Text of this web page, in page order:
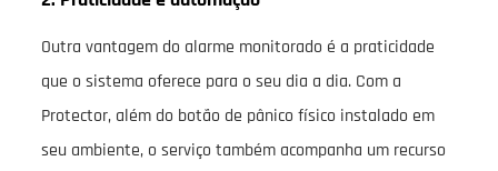
Outra vantagem do alarme monitorado é a praticidade
que o sistema oferece para o seu dia a dia. Com a
Protector, além do botão de pânico físico instalado em
seu ambiente, o serviço também acompanha um recurso